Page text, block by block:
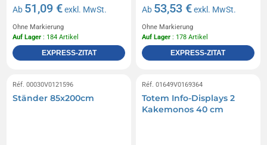
Ab 51,09 €exkl. MwSt.
Ohne Markierung
Auf Lager : 184 Artikel
EXPRESS-ZITAT
Ab 53,53 €exkl. MwSt.
Ohne Markierung
Auf Lager : 178 Artikel
EXPRESS-ZITAT
Réf. 00030V0121596
Ständer 85x200cm
Réf. 01649V0169364
Totem Info-Displays 2
Kakemonos 40 cm